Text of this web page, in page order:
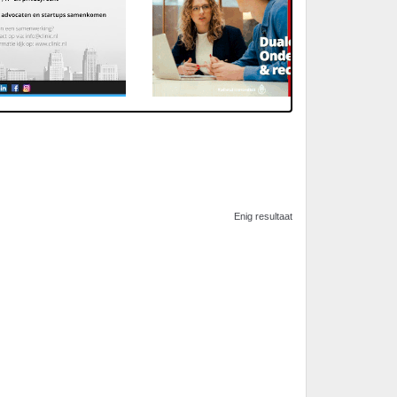
Enig resultaat